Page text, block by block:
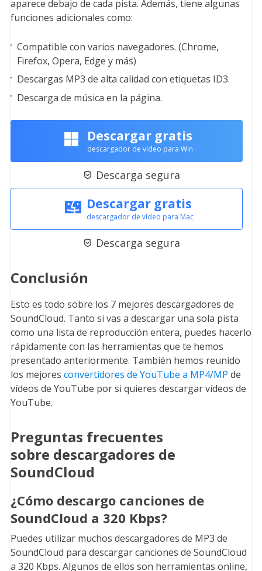
aparece debajo de cada pista. Además, tiene algunas
funciones adicionales como:
Compatible con varios navegadores. (Chrome,
Firefox, Opera, Edge y más)
Descargas MP3 de alta calidad con etiquetas ID3.
Descarga de música en la página.
Descargar gratis
descargador de vídeo para Win
 Descarga segura
Descargar gratis
descargador de vídeo para Mac
 Descarga segura
Conclusión
Esto es todo sobre los 7 mejores descargadores de
SoundCloud. Tanto si vas a descargar una sola pista
como una lista de reproducción entera, puedes hacerlo
rápidamente con las herramientas que te hemos
presentado anteriormente. También hemos reunido
los mejores convertidores de YouTube a MP4/MP de
vídeos de YouTube por si quieres descargar vídeos de
YouTube.
Preguntas frecuentes
sobre descargadores de
SoundCloud
¿Cómo descargo canciones de
SoundCloud a 320 Kbps?
Puedes utilizar muchos descargadores de MP3 de
SoundCloud para descargar canciones de SoundCloud
a 320 Kbps. Algunos de ellos son herramientas online,